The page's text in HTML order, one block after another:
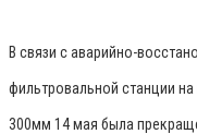
В связи с аварийно-
фильтровальной станции
300мм 14 мая была